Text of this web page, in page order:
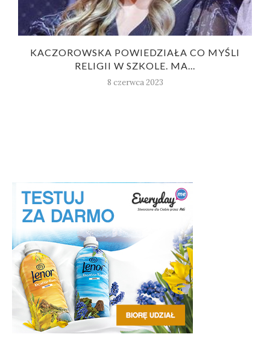
KACZOROWSKA POWIEDZIAŁA CO MYŚLI
RELIGII W SZKOLE. MA...
8 czerwca 2023